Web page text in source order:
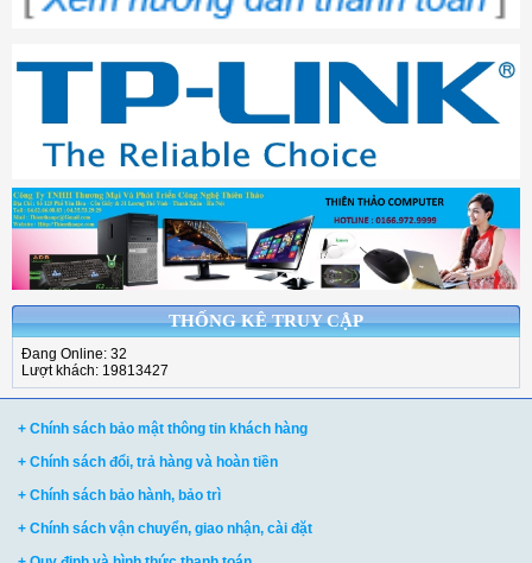
THỐNG KÊ TRUY CẬP
Đang Online: 32
Lượt khách: 19813427
+ Chính sách bảo mật thông tin khách hàng
+ Chính sách đổi, trả hàng và hoàn tiền
+ Chính sách bảo hành, bảo trì
+ Chính sách vận chuyển, giao nhận, cài đặt